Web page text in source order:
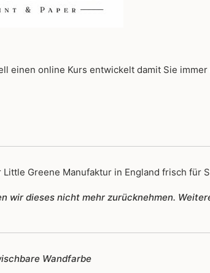
einen online Kurs entwickelt damit Sie
Greene Manufaktur in England frisch für
wir dieses nicht mehr zurücknehmen.
Wandfarbe